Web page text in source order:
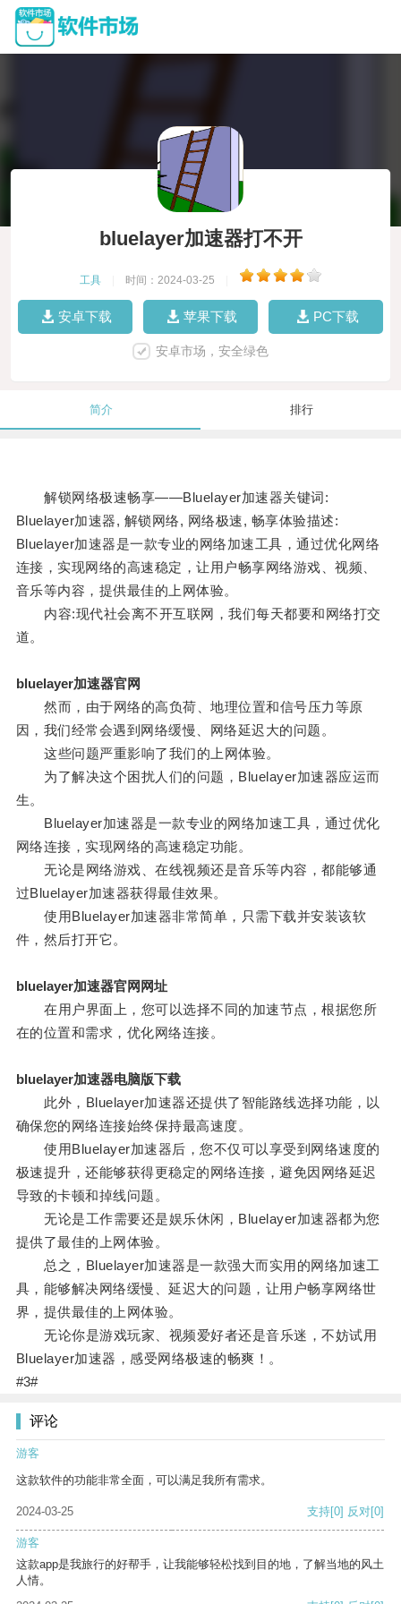
bluelayer加速器打不开
工具 时间：2024-03-25
安卓下载 苹果下载 PC下载
安卓市场，安全绿色
简介 排行
解锁网络极速畅享——Bluelayer加速器关键词:
Bluelayer加速器, 解锁网络, 网络极速, 畅享体验描述:
Bluelayer加速器是一款专业的网络加速工具，通过优化网络
连接，实现网络的高速稳定，让用户畅享网络游戏、视频、
音乐等内容，提供最佳的上网体验。
内容:现代社会离不开互联网，我们每天都要和网络打交
道。
bluelayer加速器官网
然而，由于网络的高负荷、地理位置和信号压力等原
因，我们经常会遇到网络缓慢、网络延迟大的问题。
这些问题严重影响了我们的上网体验。
为了解决这个困扰人们的问题，Bluelayer加速器应运而
生。
Bluelayer加速器是一款专业的网络加速工具，通过优化
网络连接，实现网络的高速稳定功能。
无论是网络游戏、在线视频还是音乐等内容，都能够通
过Bluelayer加速器获得最佳效果。
使用Bluelayer加速器非常简单，只需下载并安装该软
件，然后打开它。
bluelayer加速器官网网址
在用户界面上，您可以选择不同的加速节点，根据您所
在的位置和需求，优化网络连接。
bluelayer加速器电脑版下载
此外，Bluelayer加速器还提供了智能路线选择功能，以
确保您的网络连接始终保持最高速度。
使用Bluelayer加速器后，您不仅可以享受到网络速度的
极速提升，还能够获得更稳定的网络连接，避免因网络延迟
导致的卡顿和掉线问题。
无论是工作需要还是娱乐休闲，Bluelayer加速器都为您
提供了最佳的上网体验。
总之，Bluelayer加速器是一款强大而实用的网络加速工
具，能够解决网络缓慢、延迟大的问题，让用户畅享网络世
界，提供最佳的上网体验。
无论你是游戏玩家、视频爱好者还是音乐迷，不妨试用
Bluelayer加速器，感受网络极速的畅爽！。
#3#
评论
游客
这款软件的功能非常全面，可以满足我所有需求。
2024-03-25 支持[0] 反对[0]
游客
这款app是我旅行的好帮手，让我能够轻松找到目的地，了解当地的风土
人情。